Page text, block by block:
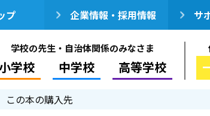
プ 企業情報・採用情報 サ
学校の先生・自治体関係のみなさま
小学校 中学校 高等学校
この本の購入先